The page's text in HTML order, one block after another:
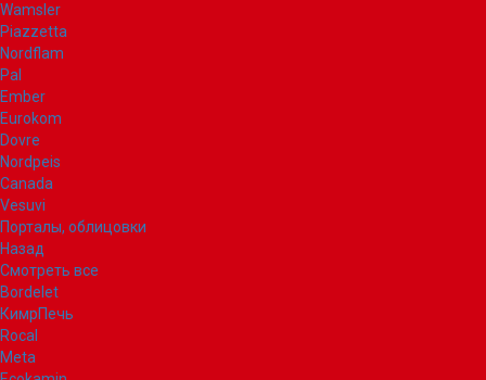
Wamsler
Piazzetta
Nordflam
Pal
Ember
Eurokom
Dovre
Nordpeis
Canada
Vesuvi
Порталы, облицовки
Назад
Смотреть все
Bordelet
КимрПечь
Rocal
Meta